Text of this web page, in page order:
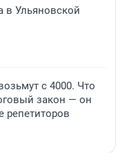
в Ульяновской
с 4000. Что
закон — он
репетиторов